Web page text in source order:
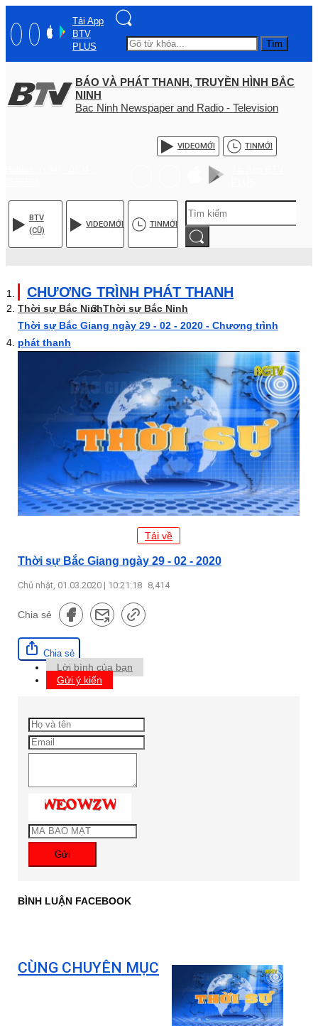
Tải App
BTV
PLUS
Tìm
BÁO VÀ PHÁT THANH, TRUYỀN HÌNH BẮC
NINH
Bac Ninh Newspaper and Radio - Television
VIDEOMỚI TINMỚI
BTV
(CŨ)
VIDEOMỚI TINMỚI
CHƯƠNG TRÌNH PHÁT THANH
Thời sự Bắc NinhThời sự Bắc Ninh
Thời sự Bắc Giang ngày 29 - 02 - 2020 - Chương trình
phát thanh
Tải về
Thời sự Bắc Giang ngày 29 - 02 - 2020
Chủ nhật, 01.03.2020 | 10:21:18 8,414
Chia sẻ
Chia sẻ
Lời bình của bạn
Gửi ý kiến
Gửi
BÌNH LUẬN FACEBOOK
CÙNG CHUYÊN MỤC